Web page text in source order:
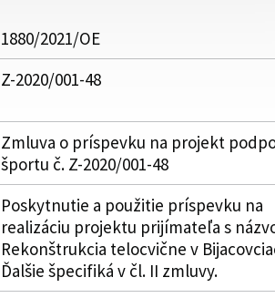
1880/2021/OE
Z-2020/001-48
Zmluva o príspevku na projekt
športu č. Z-2020/001-48
Poskytnutie a použitie príspevku na
realizáciu projektu prijímateľa s
Rekonštrukcia telocvične v
Ďalšie špecifiká v čl. II zmluvy.